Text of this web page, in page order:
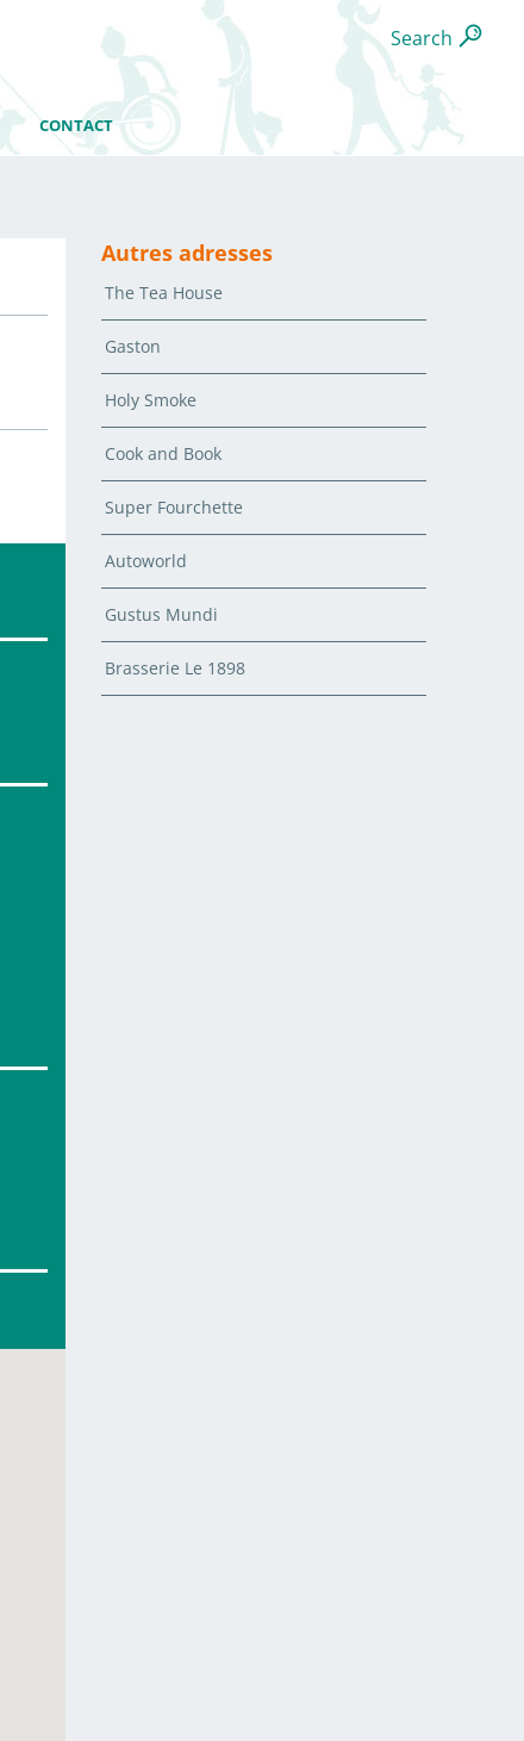
Search
CONTACT
Autres adresses
The Tea House
Gaston
Holy Smoke
Cook and Book
Super Fourchette
Autoworld
Gustus Mundi
Brasserie Le 1898